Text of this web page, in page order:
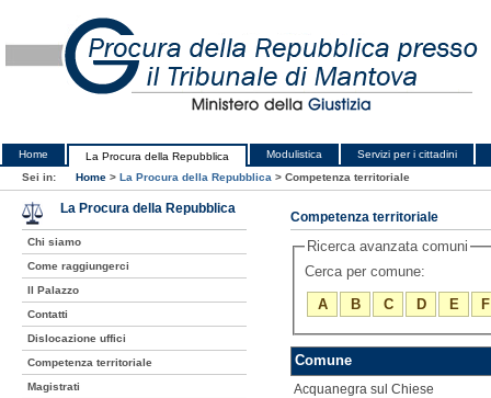
Home La Procura della Repubblica Modulistica
Servizi per i cittadini
Sei in:
Home > La Procura della Repubblica > Competenza territoriale
Competenza territoriale
Ricerca avanzata comuni
Cerca per comune:
A
B C D E F
Comune
Acquanegra sul Chiese
La Procura della Repubblica
Chi siamo
Come raggiungerci
Il Palazzo
Contatti
Dislocazione uffici
Competenza territoriale
Magistrati